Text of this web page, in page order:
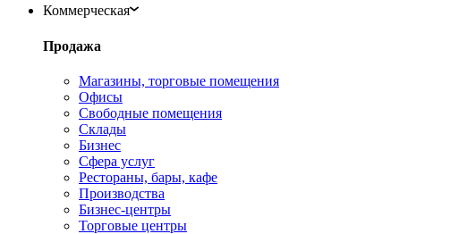
Коммерческая
Продажа
Магазины, торговые помещения
Офисы
Свободные помещения
Склады
Бизнес
Сфера услуг
Рестораны, бары, кафе
Производства
Бизнес-центры
Торговые центры